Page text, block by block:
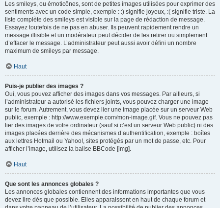
Les smileys, ou émoticônes, sont de petites images utilisées pour exprimer des
sentiments avec un code simple, exemple : :) signifie joyeux, :( signifie triste. La
liste complète des smileys est visible sur la page de rédaction de message.
Essayez toutefois de ne pas en abuser. Ils peuvent rapidement rendre un
message illisible et un modérateur peut décider de les retirer ou simplement
d’effacer le message. L’administrateur peut aussi avoir défini un nombre
maximum de smileys par message.
Haut
Puis-je publier des images ?
Oui, vous pouvez afficher des images dans vos messages. Par ailleurs, si
l’administrateur a autorisé les fichiers joints, vous pouvez charger une image
sur le forum. Autrement, vous devez lier une image placée sur un serveur Web
public, exemple : http://www.exemple.com/mon-image.gif. Vous ne pouvez pas
lier des images de votre ordinateur (sauf si c’est un serveur Web public) ni des
images placées derrière des mécanismes d’authentification, exemple : boîtes
aux lettres Hotmail ou Yahoo!, sites protégés par un mot de passe, etc. Pour
afficher l’image, utilisez la balise BBCode [img].
Haut
Que sont les annonces globales ?
Les annonces globales contiennent des informations importantes que vous
devez lire dès que possible. Elles apparaissent en haut de chaque forum et